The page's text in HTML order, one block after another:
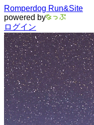
Romperdog Run&Site
powered by
ログイン